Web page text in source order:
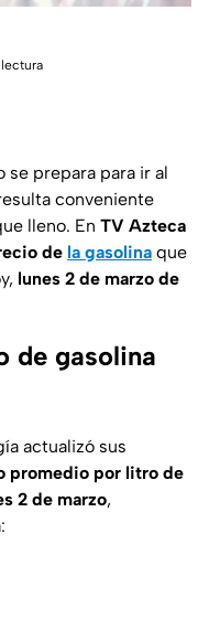
se prepara para ir al
conveniente
lleno. En TV Azteca
de la gasolina que
lunes 2 de marzo de
de gasolina
actualizó sus
promedio por litro de
2 de marzo,